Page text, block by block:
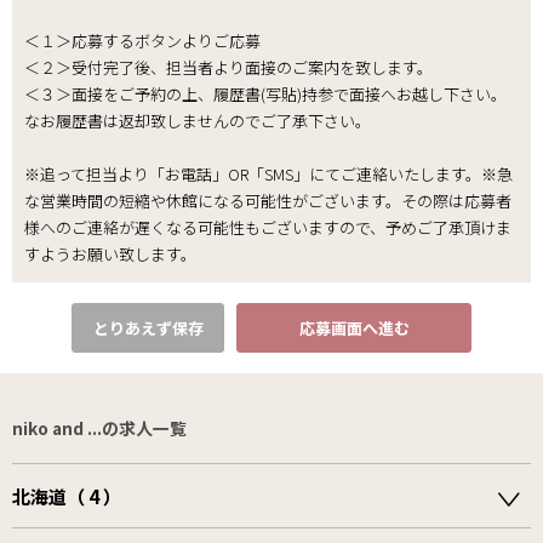
＜１＞応募するボタンよりご応募
＜２＞受付完了後、担当者より面接のご案内を致します。
＜３＞面接をご予約の上、履歴書(写貼)持参で面接へお越し下さい。
なお履歴書は返却致しませんのでご了承下さい｡
※追って担当より「お電話」OR「SMS」にてご連絡いたします。※急
な営業時間の短縮や休館になる可能性がございます。その際は応募者
様へのご連絡が遅くなる可能性もございますので、予めご了承頂けま
すようお願い致します。
とりあえず保存 応募画面へ進む
niko and ...の求人一覧
北海道（ 4 ）